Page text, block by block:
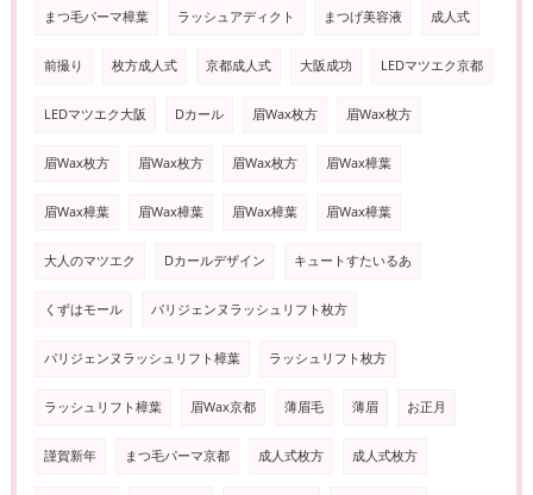
まつ毛パーマ樟葉 ラッシュアディクト まつげ美容液 成人式
前撮り 枚方成人式 京都成人式 大阪成功 LEDマツエク京都
LEDマツエク大阪 Dカール 眉Wax枚方 眉Wax枚方
眉Wax枚方 眉Wax枚方 眉Wax枚方 眉Wax樟葉
眉Wax樟葉 眉Wax樟葉 眉Wax樟葉 眉Wax樟葉
大人のマツエク Dカールデザイン キュートすたいるあ
くずはモール パリジェンヌラッシュリフト枚方
パリジェンヌラッシュリフト樟葉 ラッシュリフト枚方
ラッシュリフト樟葉 眉Wax京都 薄眉毛 薄眉 お正月
謹賀新年 まつ毛パーマ京都 成人式枚方 成人式枚方